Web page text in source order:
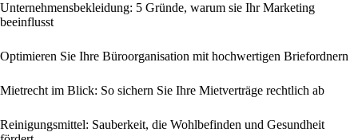
Unternehmensbekleidung: 5 Gründe, warum sie Ihr Marketing
beeinflusst
Optimieren Sie Ihre Büroorganisation mit hochwertigen Briefordnern
Mietrecht im Blick: So sichern Sie Ihre Mietverträge rechtlich ab
Reinigungsmittel: Sauberkeit, die Wohlbefinden und Gesundheit